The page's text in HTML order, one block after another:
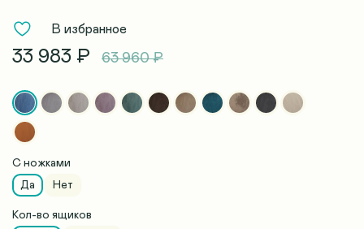
В избранное
33 983 ₽ 63 960 ₽
С ножками
Да
Нет
Кол-во ящиков